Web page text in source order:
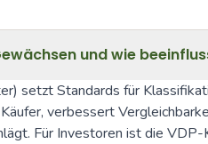
und wie
setzt Standards für
verbessert
Für Investoren ist die